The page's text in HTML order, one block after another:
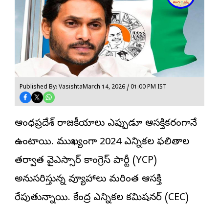
Published By: VasishtaMarch 14, 2026 / 01:00 PM IST
ఆంధ్రప్రదేశ్ రాజకీయాలు ఎప్పుడూ ఆసక్తికరంగానే
ఉంటాయి. ముఖ్యంగా 2024 ఎన్నికల ఫలితాల
తర్వాత వైఎస్సార్ కాంగ్రెస్ పార్టీ (YCP)
అనుసరిస్తున్న వ్యూహాలు మరింత ఆసక్తి
రేపుతున్నాయి. కేంద్ర ఎన్నికల కమిషనర్ (CEC)